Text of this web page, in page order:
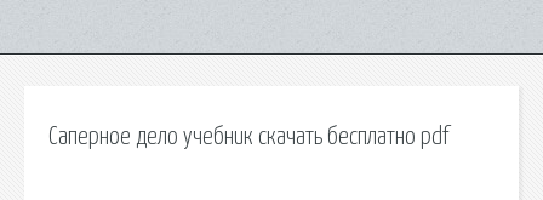
Саперное дело учебник скачать бесплатно pdf